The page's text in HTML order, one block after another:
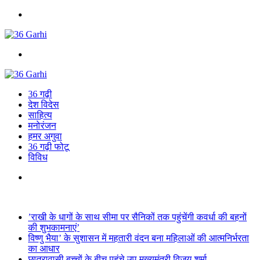
36 गढ़ी
देश विदेस
साहित्य
मनोरंजन
हमर अगुवा
36 गढ़ी फोटू
विविध
’राखी के धागों के साथ सीमा पर सैनिकों तक पहुंचेंगी कवर्धा की बहनों
की शुभकामनाएं’
विष्णु भैया’ के सुशासन में महतारी वंदन बना महिलाओं की आत्मनिर्भरता
का आधार